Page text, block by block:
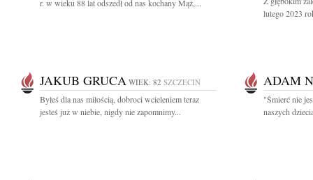
r. w wieku 88 lat odszedł od nas kochany Mąż,...
lutego 2023
JAKUB GRUCA WIEK: 82 SZCZECIN
Byłeś dla nas miłością, dobroci wcieleniem teraz
jesteś już w niebie, nigdy nie zapomnimy...
ADAM
"Śmierć nie
naszych